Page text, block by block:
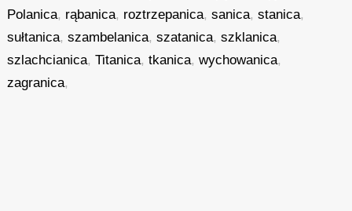
Polanica, rąbanica, roztrzepanica,sanica,stanica,
sułtanica,szambelanica,szatanica,szklanica,
szlachcianica,Titanica,tkanica,wychowanica,
zagranica,